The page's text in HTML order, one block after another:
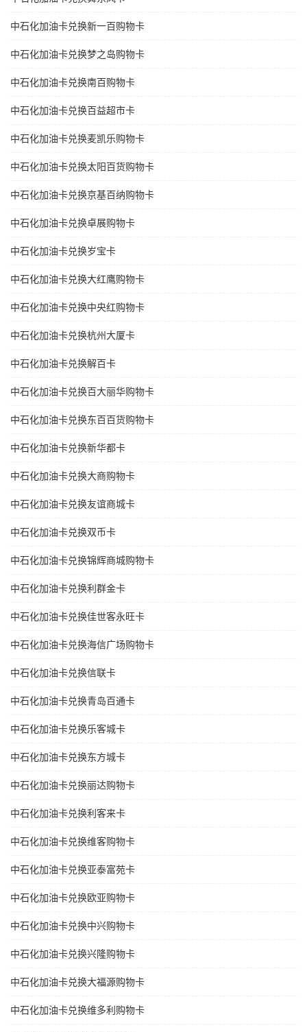
中石化加油卡兑换新一百购物卡
中石化加油卡兑换梦之岛购物卡
中石化加油卡兑换南百购物卡
中石化加油卡兑换百益超市卡
中石化加油卡兑换麦凯乐购物卡
中石化加油卡兑换太阳百货购物卡
中石化加油卡兑换京基百纳购物卡
中石化加油卡兑换卓展购物卡
中石化加油卡兑换岁宝卡
中石化加油卡兑换大红鹰购物卡
中石化加油卡兑换中央红购物卡
中石化加油卡兑换杭州大厦卡
中石化加油卡兑换解百卡
中石化加油卡兑换百大丽华购物卡
中石化加油卡兑换东百百货购物卡
中石化加油卡兑换新华都卡
中石化加油卡兑换大商购物卡
中石化加油卡兑换友谊商城卡
中石化加油卡兑换双币卡
中石化加油卡兑换锦辉商城购物卡
中石化加油卡兑换利群金卡
中石化加油卡兑换佳世客永旺卡
中石化加油卡兑换海信广场购物卡
中石化加油卡兑换信联卡
中石化加油卡兑换青岛百通卡
中石化加油卡兑换乐客城卡
中石化加油卡兑换东方城卡
中石化加油卡兑换丽达购物卡
中石化加油卡兑换利客来卡
中石化加油卡兑换维客购物卡
中石化加油卡兑换亚泰富苑卡
中石化加油卡兑换欧亚购物卡
中石化加油卡兑换中兴购物卡
中石化加油卡兑换兴隆购物卡
中石化加油卡兑换大福源购物卡
中石化加油卡兑换维多利购物卡